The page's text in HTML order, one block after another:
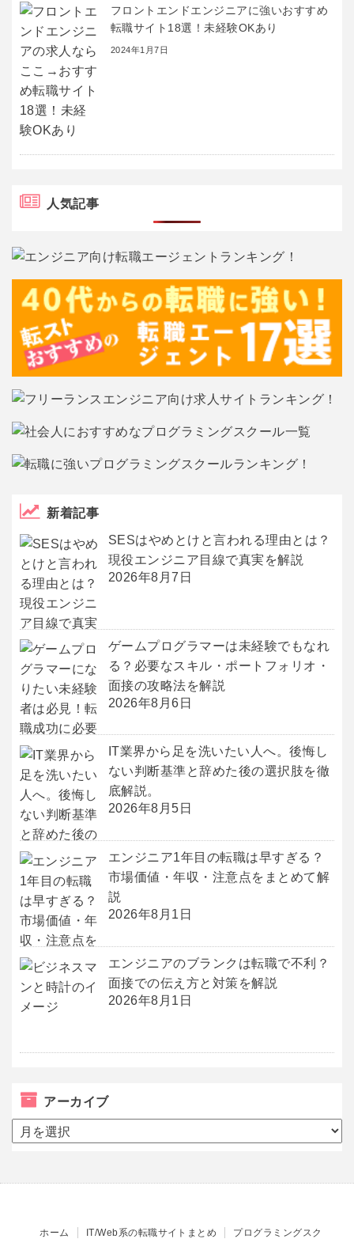
フロントエンドエンジニアに強いおすすめ
転職サイト18選！未経験OKあり
2024年1月7日
人気記事
新着記事
SESはやめとけと言われる理由とは？
現役エンジニア目線で真実を解説
2026年8月7日
ゲームプログラマーは未経験でもなれ
る？必要なスキル・ポートフォリオ・
面接の攻略法を解説
2026年8月6日
IT業界から足を洗いたい人へ。後悔し
ない判断基準と辞めた後の選択肢を徹
底解説。
2026年8月5日
エンジニア1年目の転職は早すぎる？
市場価値・年収・注意点をまとめて解
説
2026年8月1日
エンジニアのブランクは転職で不利？
面接での伝え方と対策を解説
2026年8月1日
アーカイブ
ア
ー
ホーム IT/Web系の転職サイトまとめ プログラミングスク